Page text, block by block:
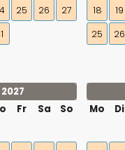
25 26
27
18
19
25
26
Fr Sa So
Mo
Di